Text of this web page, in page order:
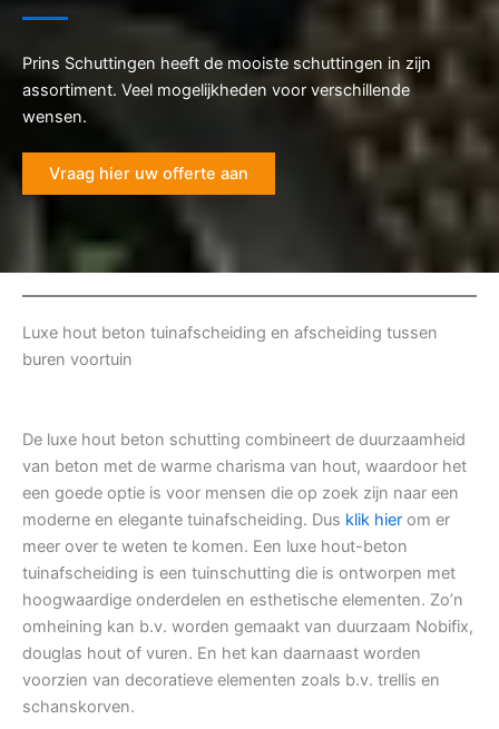
Prins Schuttingen heeft de mooiste schuttingen in zijn
assortiment. Veel mogelijkheden voor verschillende
wensen.
Vraag hier uw offerte aan
Luxe hout beton tuinafscheiding en afscheiding tussen
buren voortuin
De luxe hout beton schutting combineert de duurzaamheid
van beton met de warme charisma van hout, waardoor het
een goede optie is voor mensen die op zoek zijn naar een
moderne en elegante tuinafscheiding. Dus klik hier om er
meer over te weten te komen. Een luxe hout-beton
tuinafscheiding is een tuinschutting die is ontworpen met
hoogwaardige onderdelen en esthetische elementen. Zo’n
omheining kan b.v. worden gemaakt van duurzaam Nobifix,
douglas hout of vuren. En het kan daarnaast worden
voorzien van decoratieve elementen zoals b.v. trellis en
schanskorven.